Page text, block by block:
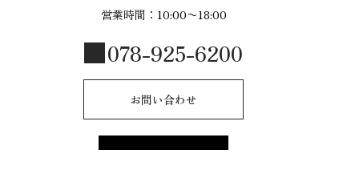
営業時間：10:00〜18:00
078-925-6200
お問い合わせ